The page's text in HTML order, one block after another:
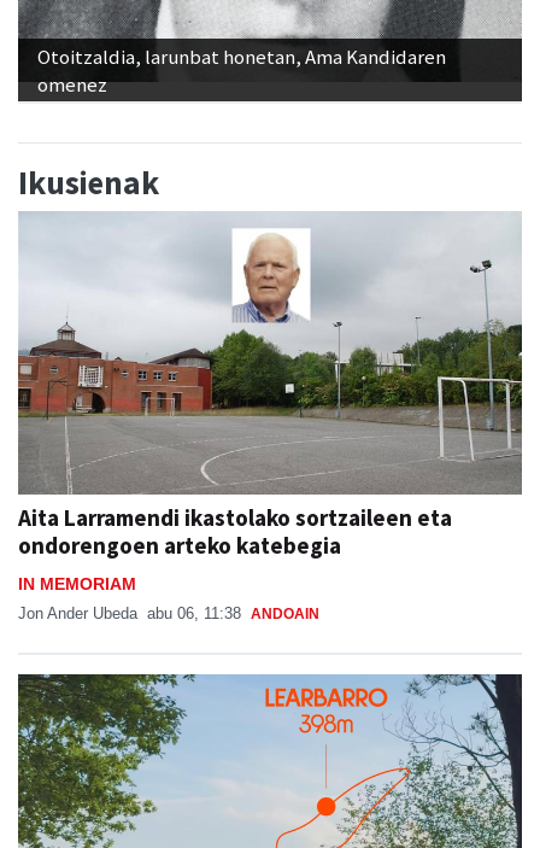
Otoitzaldia, larunbat honetan, Ama Kandidaren
omenez
Ikusienak
Aita Larramendi ikastolako sortzaileen eta
ondorengoen arteko katebegia
IN MEMORIAM
Jon Ander Ubeda abu 06, 11:38 ANDOAIN